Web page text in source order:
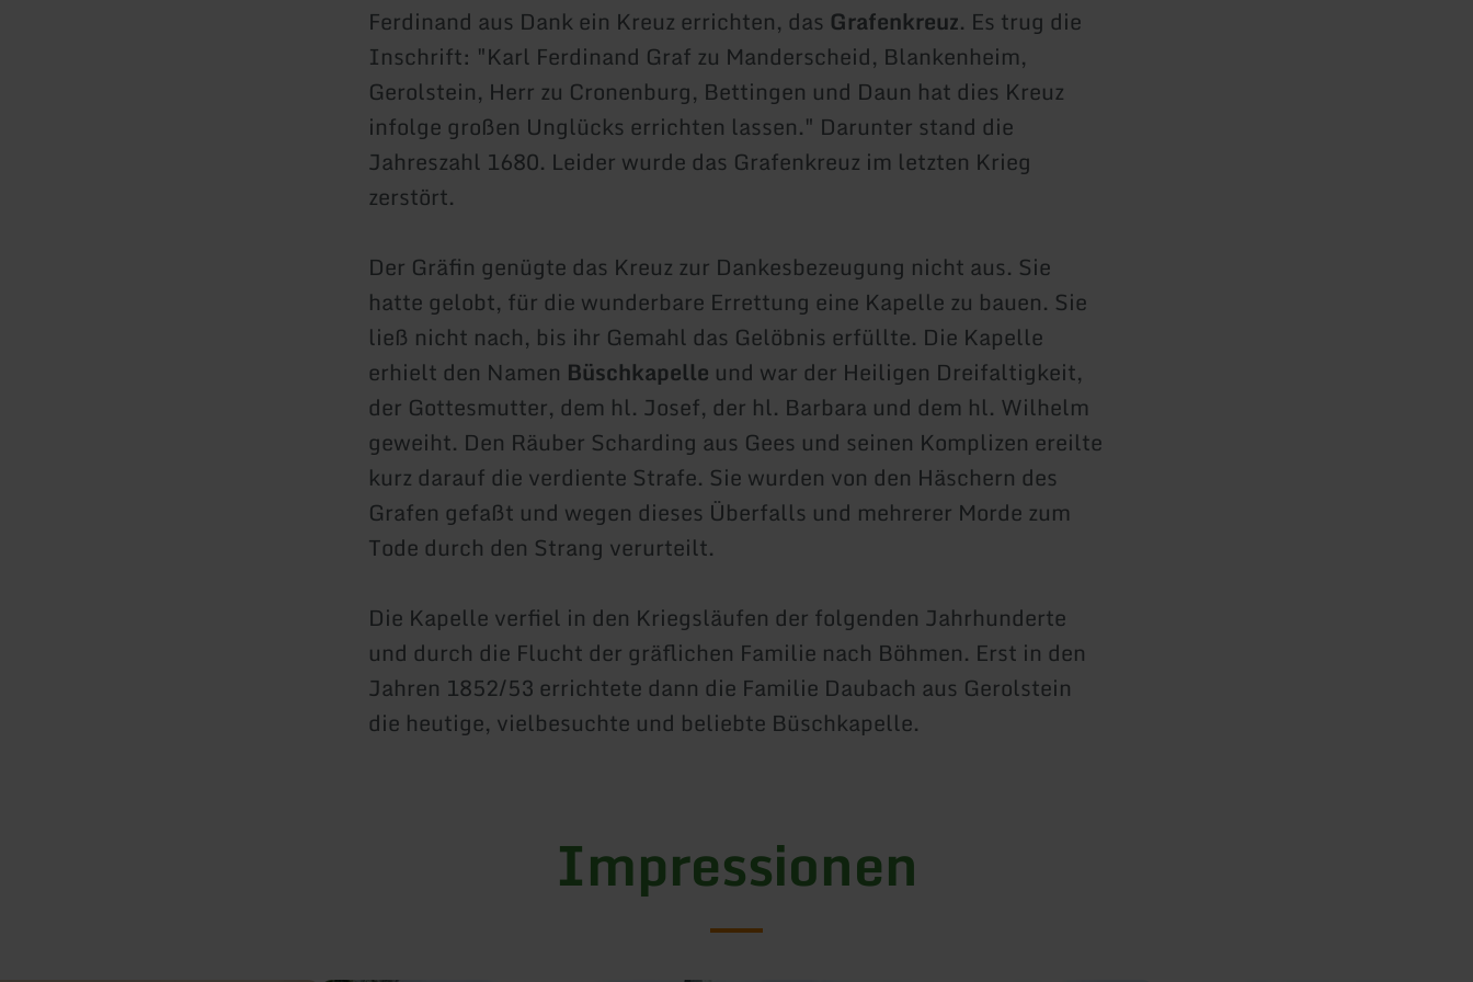
Ferdinand aus Dank ein Kreuz errichten, das Grafenkreuz. Es trug die
Inschrift: "Karl Ferdinand Graf zu Manderscheid, Blankenheim,
Gerolstein, Herr zu Cronenburg, Bettingen und Daun hat dies Kreuz
infolge großen Unglücks errichten lassen." Darunter stand die
Jahreszahl 1680. Leider wurde das Grafenkreuz im letzten Krieg
zerstört.
Der Gräfin genügte das Kreuz zur Dankesbezeugung nicht aus. Sie
hatte gelobt, für die wunderbare Errettung eine Kapelle zu bauen. Sie
ließ nicht nach, bis ihr Gemahl das Gelöbnis erfüllte. Die Kapelle
erhielt den Namen Büschkapelle und war der Heiligen Dreifaltigkeit,
der Gottesmutter, dem hl. Josef, der hl. Barbara und dem hl. Wilhelm
geweiht. Den Räuber Scharding aus Gees und seinen Komplizen ereilte
kurz darauf die verdiente Strafe. Sie wurden von den Häschern des
Grafen gefaßt und wegen dieses Überfalls und mehrerer Morde zum
Tode durch den Strang verurteilt.
Die Kapelle verfiel in den Kriegsläufen der folgenden Jahrhunderte
und durch die Flucht der gräflichen Familie nach Böhmen. Erst in den
Jahren 1852/53 errichtete dann die Familie Daubach aus Gerolstein
die heutige, vielbesuchte und beliebte Büschkapelle.
Impressionen